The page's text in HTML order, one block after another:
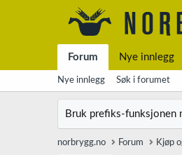
Forum Nye innlegg
Nye innlegg Søk i forumet
Bruk prefiks-funksjonen
norbrygg.no Forum Kjøp